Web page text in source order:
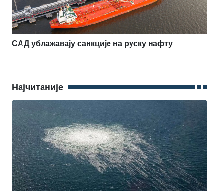
САД ублажавају санкције на руску нафту
Најчитаније